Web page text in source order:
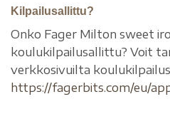
Kilpailusallittu?
Onko Fager Milton sweet
koulukilpailusallittu? Voit
verkkosivuilta
https://fagerbits.com/eu/